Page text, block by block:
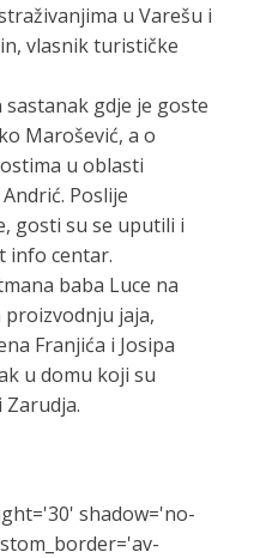
u Varešu i
vlasnik turističke
gdje je goste
Marošević, a o
u oblasti
Poslije
gosti su se uputili i
info centar.
baba Luce na
jaja,
Franjića i Josipa
u domu koji su
Zarudja.
shadow='no-